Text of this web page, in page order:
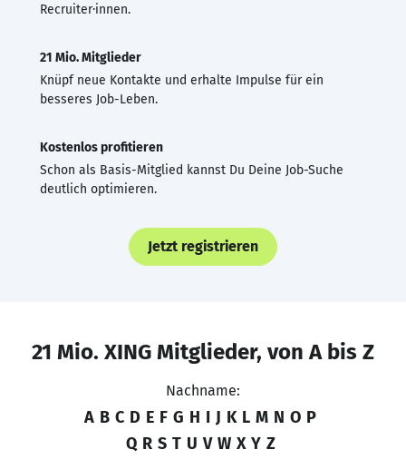
Recruiter·innen.
21 Mio. Mitglieder
Knüpf neue Kontakte und erhalte Impulse für ein
besseres Job-Leben.
Kostenlos profitieren
Schon als Basis-Mitglied kannst Du Deine Job-Suche
deutlich optimieren.
Jetzt registrieren
21 Mio. XING Mitglieder, von A bis Z
Nachname:
A B C D E F G H I J K L M N O P
Q R S T U V W X Y Z